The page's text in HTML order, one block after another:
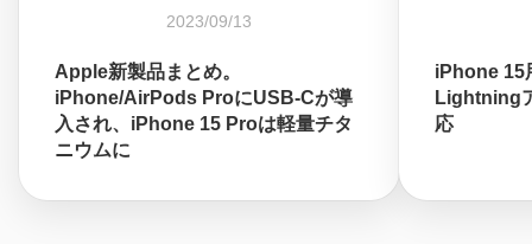
2023/09/13
Apple新製品まとめ。
iPhone/AirPods ProにUSB-Cが導
入され、iPhone 15 Proは軽量チタ
ニウムに
iPhone 15
Lightning
応